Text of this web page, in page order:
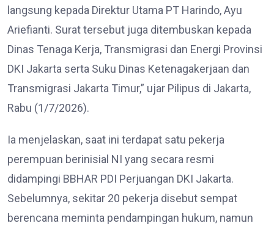
langsung kepada Direktur Utama PT Harindo, Ayu
Ariefianti. Surat tersebut juga ditembuskan kepada
Dinas Tenaga Kerja, Transmigrasi dan Energi Provinsi
DKI Jakarta serta Suku Dinas Ketenagakerjaan dan
Transmigrasi Jakarta Timur,” ujar Pilipus di Jakarta,
Rabu (1/7/2026).
Ia menjelaskan, saat ini terdapat satu pekerja
perempuan berinisial NI yang secara resmi
didampingi BBHAR PDI Perjuangan DKI Jakarta.
Sebelumnya, sekitar 20 pekerja disebut sempat
berencana meminta pendampingan hukum, namun